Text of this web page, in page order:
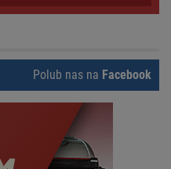
Polub nas na Facebook